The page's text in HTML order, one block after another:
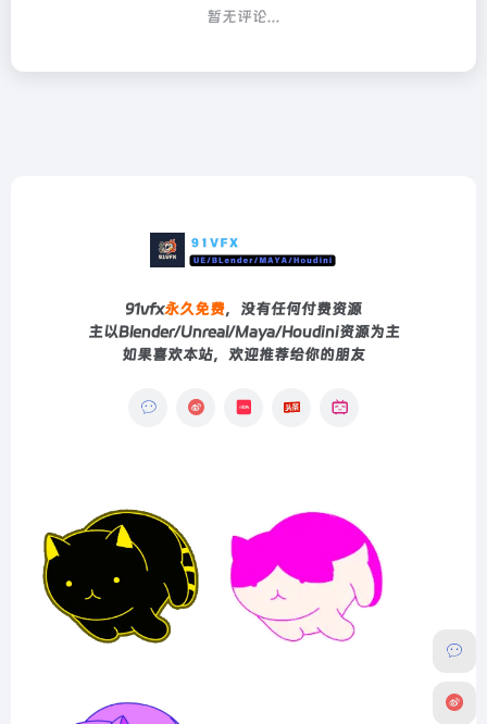
暂无评论...
91vfx永久免费，没有任何付费资源
主以Blender/Unreal/Maya/Houdini资源为主
如果喜欢本站，欢迎推荐给你的朋友